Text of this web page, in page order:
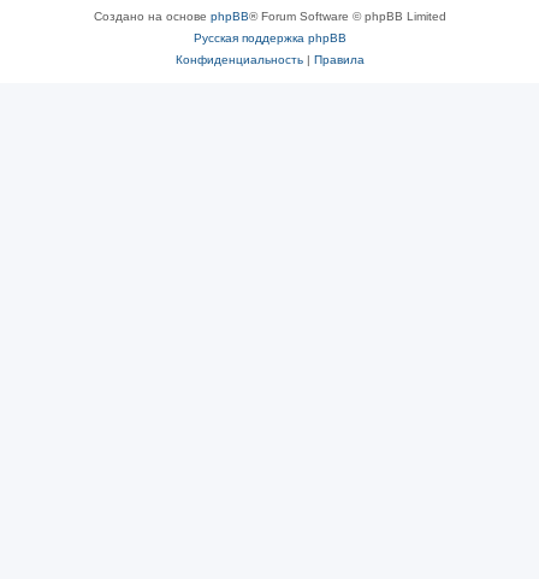
Создано на основе phpBB® Forum Software © phpBB Limited
Русская поддержка phpBB
Конфиденциальность| Правила